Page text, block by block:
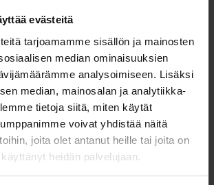
evästeitä
tarjoamamme sisällön ja mainosten
median ominaisuuksien
analysoimiseen. Lisäksi
median, mainosalan ja analytiikka-
tietoja siitä, miten käytät
voivat yhdistää näitä
joita olet antanut heille tai joita on
heidän palvelujaan.